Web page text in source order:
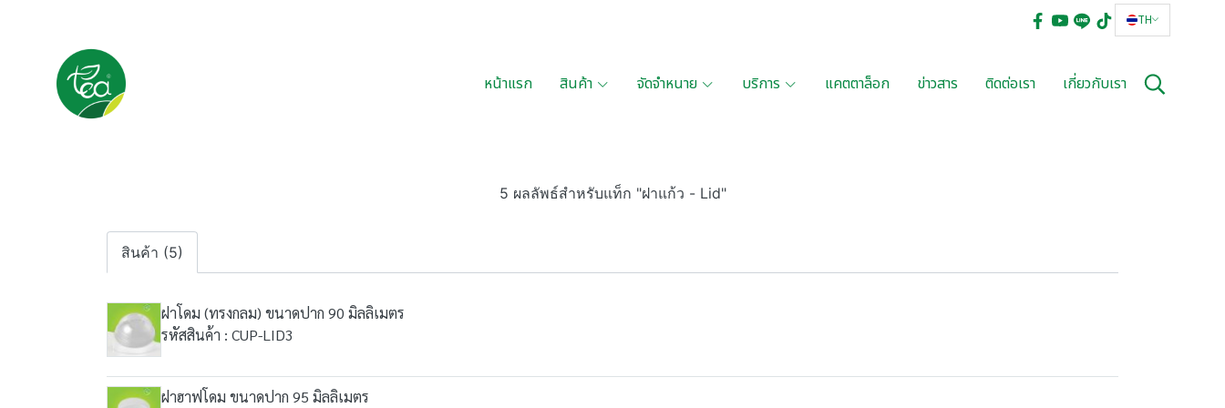
TH
หน้าแรก สินค้า จัดจำหนาย บริการ แคตตาล็อก ข่าวสาร ติดต่อเรา เกี่ยวกับเรา
5 ผลลัพธ์สำหรับแท็ก "ฝาแก้ว - Lid"
สินค้า (5)
ฝาโดม (ทรงกลม) ขนาดปาก 90 มิลลิเมตร
รหัสสินค้า : CUP-LID3
ฝาฮาฟโดม ขนาดปาก 95 มิลลิเมตร